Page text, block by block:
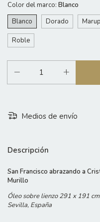
Color del marco: Blanco
Blanco
Dorado
Roble
Medios de envío
Descripción
San Francisco abrazando a
Murillo
Óleo sobre lienzo 291 x 191
Sevilla, España